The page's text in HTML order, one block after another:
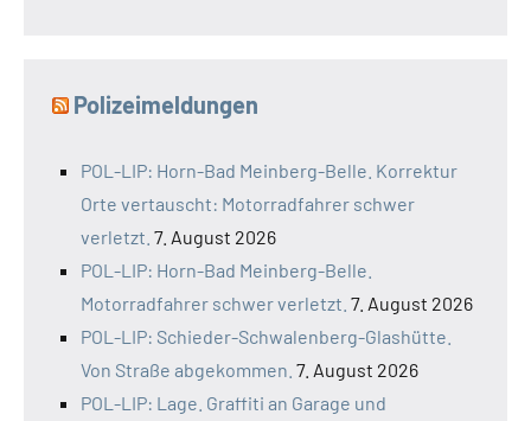
Polizeimeldungen
POL-LIP: Horn-Bad Meinberg-Belle. Korrektur
Orte vertauscht: Motorradfahrer schwer
verletzt. 7. August 2026
POL-LIP: Horn-Bad Meinberg-Belle.
Motorradfahrer schwer verletzt. 7. August 2026
POL-LIP: Schieder-Schwalenberg-Glashütte.
Von Straße abgekommen. 7. August 2026
POL-LIP: Lage. Graffiti an Garage und